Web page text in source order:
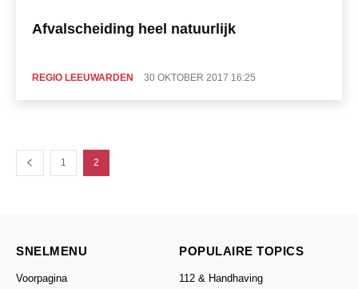
Afvalscheiding heel natuurlijk
REGIO LEEUWARDEN 30 OKTOBER 2017 16:25
1 2
SNELMENU
Voorpagina
POPULAIRE TOPICS
112 & Handhaving